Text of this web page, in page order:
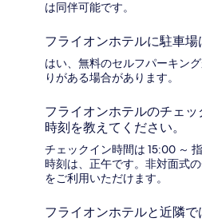
は同伴可能です。
フライオンホテルに駐車
はい、無料のセルフパーキン
りがある場合があります。
フライオンホテルのチェ
時刻を教えてください。
チェックイン時間は 15:00 ～
時刻は、正午です。非対面式
をご利用いただけます。
フライオンホテルと近隣